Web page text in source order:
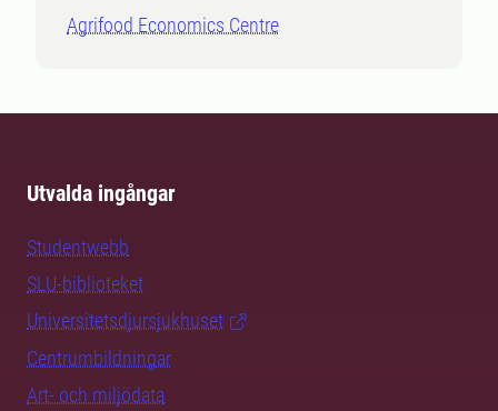
Agrifood Economics Centre
Utvalda ingångar
Studentwebb
SLU-biblioteket
Universitetsdjursjukhuset
Centrumbildningar
Art- och miljödata